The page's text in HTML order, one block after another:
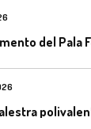
del Pala